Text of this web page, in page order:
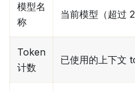
模型名
称
当前模型（超过
Token
计数
已使用的上下文